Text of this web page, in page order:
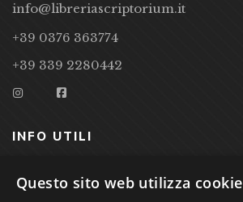
info@libreriascriptorium.it
+39 0376 363774
+39 339 2280442
INFO UTILI
CONDIZIONI DI VENDITA
Questo sito web utilizza cookie